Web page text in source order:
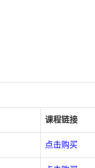
课程链接
点击购买